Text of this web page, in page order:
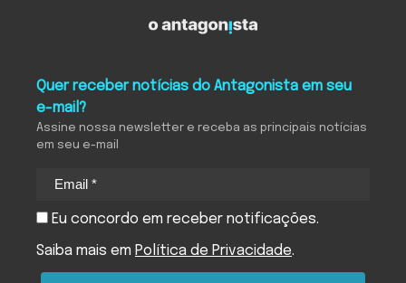
Quer receber notícias do Antagonista em seu
e-mail?
Assine nossa newsletter e receba as principais notícias
em seu e-mail
Eu concordo em receber notificações.
Saiba mais em Política de Privacidade.